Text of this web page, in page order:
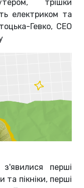
трішки
електриком та
Гевко, CEO
перші
та пікніки, перші